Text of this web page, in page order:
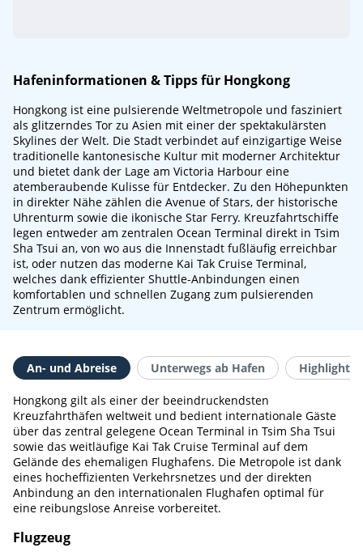
Hafeninformationen & Tipps für Hongkong
Hongkong ist eine pulsierende Weltmetropole und fasziniert
als glitzerndes Tor zu Asien mit einer der spektakulärsten
Skylines der Welt. Die Stadt verbindet auf einzigartige Weise
traditionelle kantonesische Kultur mit moderner Architektur
und bietet dank der Lage am Victoria Harbour eine
atemberaubende Kulisse für Entdecker. Zu den Höhepunkten
in direkter Nähe zählen die Avenue of Stars, der historische
Uhrenturm sowie die ikonische Star Ferry. Kreuzfahrtschiffe
legen entweder am zentralen Ocean Terminal direkt in Tsim
Sha Tsui an, von wo aus die Innenstadt fußläufig erreichbar
ist, oder nutzen das moderne Kai Tak Cruise Terminal,
welches dank effizienter Shuttle-Anbindungen einen
komfortablen und schnellen Zugang zum pulsierenden
Zentrum ermöglicht.
An- und Abreise Unterwegs ab Hafen Highlights
Hongkong gilt als einer der beeindruckendsten
Kreuzfahrthäfen weltweit und bedient internationale Gäste
über das zentral gelegene Ocean Terminal in Tsim Sha Tsui
sowie das weitläufige Kai Tak Cruise Terminal auf dem
Gelände des ehemaligen Flughafens. Die Metropole ist dank
eines hocheffizienten Verkehrsnetzes und der direkten
Anbindung an den internationalen Flughafen optimal für
eine reibungslose Anreise vorbereitet.
Flugzeug